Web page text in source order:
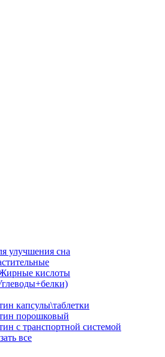
улучшения сна
кислоты
капсулы\таблетки
порошковый
с транспортной системой
все